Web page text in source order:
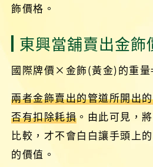
飾價格。
東興當舖賣出金飾
國際牌價×金飾(黃金)的重量
兩者金飾賣出的管道所開出
否有扣除耗損 。由此可見，
比較，才不會白白讓手頭上
的價值。